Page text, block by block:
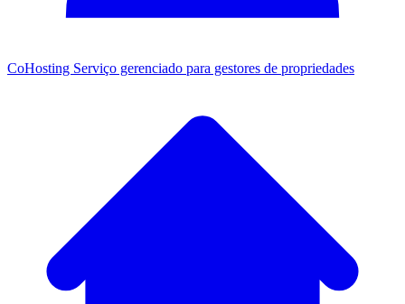
CoHosting Serviço gerenciado para gestores de propriedades